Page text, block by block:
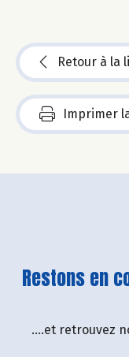
Retour à la
Imprimer
Restons en
....et retrouvez